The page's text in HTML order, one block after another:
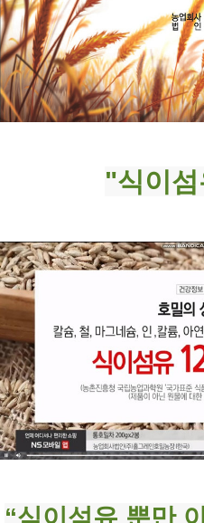
"식이섬
“식이섬유 뿐만